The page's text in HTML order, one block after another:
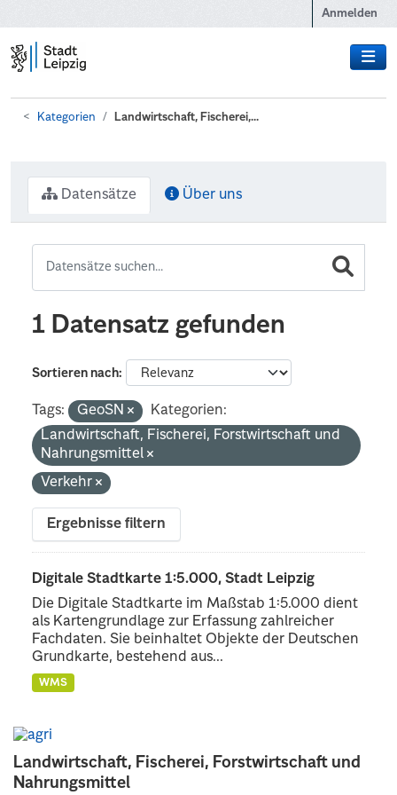
Anmelden
Kategorien Landwirtschaft, Fischerei,...
Landwirtschaft, Fischerei, Forstwirtschaft und
Nahrungsmittel
Datensätze Über uns
1 Datensatz gefunden
Sortieren nach
Tags: GeoSN
Kategorien:
Landwirtschaft, Fischerei, Forstwirtschaft und
Nahrungsmittel
Verkehr
Ergebnisse filtern
Digitale Stadtkarte 1:5.000, Stadt Leipzig
Die Digitale Stadtkarte im Maßstab 1:5.000 dient
als Kartengrundlage zur Erfassung zahlreicher
Fachdaten. Sie beinhaltet Objekte der Deutschen
Grundkarte, bestehend aus...
WMS